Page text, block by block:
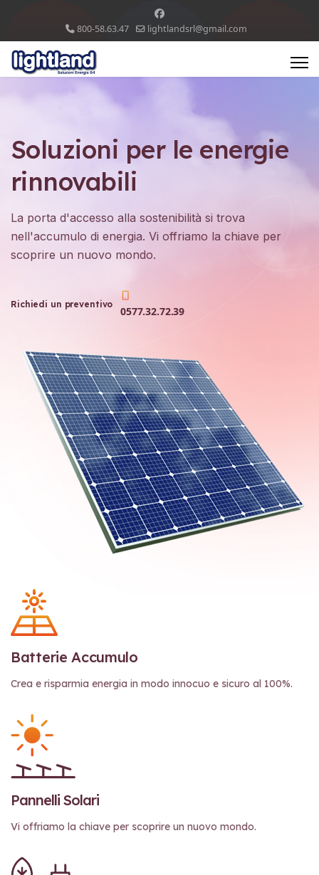
800-58.63.47 lightlandsrl@gmail.com
Soluzioni per le energie
rinnovabili
La porta d'accesso alla sostenibilità si trova
nell'accumulo di energia. Vi offriamo la chiave per
scoprire un nuovo mondo.
Richiedi un preventivo
0577.32.72.39
Batterie Accumulo
Crea e risparmia energia in modo innocuo e sicuro al 100%.
Pannelli Solari
Vi offriamo la chiave per scoprire un nuovo mondo.